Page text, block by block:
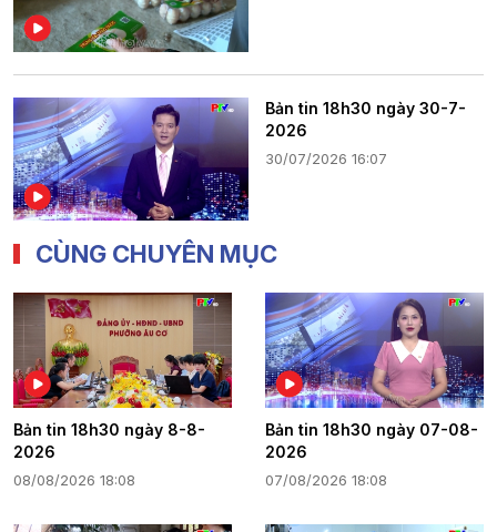
Bản tin 18h30 ngày 30-7-
2026
30/07/2026 16:07
CÙNG CHUYÊN MỤC
Bản tin 18h30 ngày 8-8-
2026
08/08/2026 18:08
Bản tin 18h30 ngày 07-08-
2026
07/08/2026 18:08